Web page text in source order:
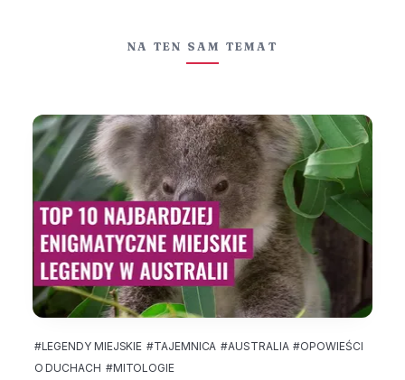
NA TEN SAM TEMAT
#LEGENDY MIEJSKIE #TAJEMNICA #AUSTRALIA #OPOWIEŚCI
O DUCHACH #MITOLOGIE